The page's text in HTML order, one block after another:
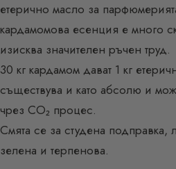
етерично масло за
кардамомова есенция е много
изисква значителен ръчен труд.
30 кг кардамом дават 1 кг
съществува и като абсолю и
чрез CO₂ процес.
Смята се за студена подправка,
зелена и терпенова.